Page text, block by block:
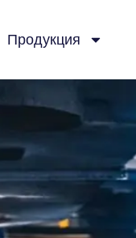
Продукция